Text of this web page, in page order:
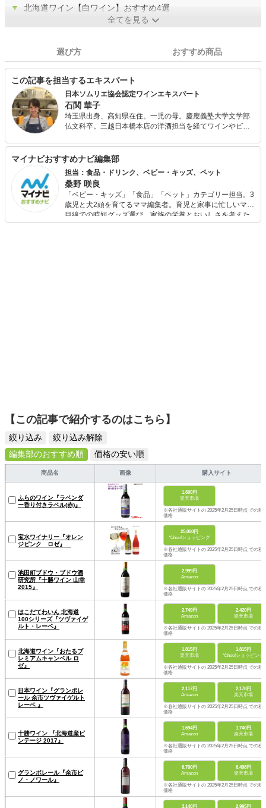
▼
北海道ワイン【白ワイン】おすすめ4選
全てを見る
選び方 おすすめ商品
この記事を担当するエキスパート
日本ソムリエ協会認定ワインエキスパート
石関 華子
埼玉県出身、高知県在住。一児の母。慶應義塾大学文学部
仏文科卒。三越日本橋本店の洋酒担当を経てワインやビー
J.S.Aワインエキスパートの資格を取得。 現在はOffice Le
Lionの代表として、高知県内のワイナリーのアドバイザー
やワイン検定の講師を務める一方、ワインに関連する記事
やコラム等の執筆も多数手がけています。2019年、日本ソ
ムリエ協会高知支部副支部長に就任。
マイナビおすすめナビ編集部
担当：食品・ドリンク、ベビー・キッズ、ペット
桑野 咲良
「ベビー・キッズ」「食品」「ペット」カテゴリー担当。3
歳児と犬2頭を育てるママ編集者。育児と家事に忙しいママ
目線での時短グッズ選び、家族の栄養とおいしさを考えた
食品選び、束の間のリラックスタイムを楽しむためのスイ
【この記事で紹介するのはこちら】
絞り込み
絞り込み解除
編集部のおすすめ順
価格の安い順
商品名 画像 購入サイト
ふらのワイン『ラベンダ
ー香り付きラベル(赤)』
1,600円
楽天市場
※各社通販サイトの 2025年2月25日時点 での税
価格
宝水ワイナリー『オレン
ジピンク ロゼ』
25,000円
Yahoo!ショッピング
※各社通販サイトの 2025年2月25日時点 での税
価格
池田町ブドウ・ブドウ酒
研究所『十勝ワイン 山幸
2015』
2,999円
Amazon
※各社通販サイトの 2025年2月25日時点 での税
価格
はこだてわいん 北海道
100シリーズ『ツヴァイゲ
ルト・レーベ』
2,749円
Amazon
2,420円
楽天市場
※各社通販サイトの 2025年2月25日時点 での税
価格
北海道ワイン『おたるプ
レミアムキャンベル ロ
ゼ』
1,815円
楽天市場
1,815円
Yahoo!ショッピング
※各社通販サイトの 2025年2月25日時点 での税
価格
日本ワイン『グランポレ
ール 余市ツヴァイゲルト
レーベ 』
2,117円
Amazon
2,178円
楽天市場
※各社通販サイトの 2025年2月25日時点 での税
価格
十勝ワイン 『北海道産ビ
ンテージ 2017』
1,694円
Amazon
1,740円
楽天市場
※各社通販サイトの 2025年2月25日時点 での税
価格
グランポレール『余市ピ
ノ・ノワール』
6,700円
Amazon
6,498円
楽天市場
※各社通販サイトの 2025年2月25日時点 での税
価格
3,140円
2,995円